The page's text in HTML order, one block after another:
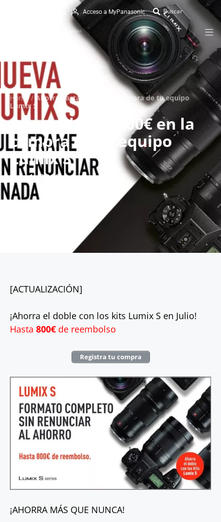
Acceso a MyPanasonic
Home/ Ahorra hasta 800€ en la compra de tu equipo
Lumix S
Ahorra hasta 800€ en la
compra de tu equipo
Lumix S
Feb 1, 2019
[ACTUALIZACIÓN]
¡Ahorra el doble con los kits Lumix S en Julio!
Hasta 800€ de reembolso
Registra tu compra
¡AHORRA MÁS QUE NUNCA!